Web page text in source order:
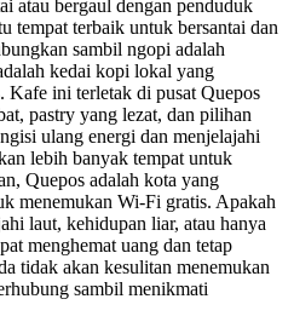
atau bergaul dengan penduduk
tempat terbaik untuk bersantai dan
sambil ngopi adalah
kedai kopi lokal yang
Kafe ini terletak di pusat Quepos
pastry yang lezat, dan pilihan
ulang energi dan menjelajahi
lebih banyak tempat untuk
Quepos adalah kota yang
menemukan Wi-Fi gratis. Apakah
laut, kehidupan liar, atau hanya
menghemat uang dan tetap
tidak akan kesulitan menemukan
sambil menikmati